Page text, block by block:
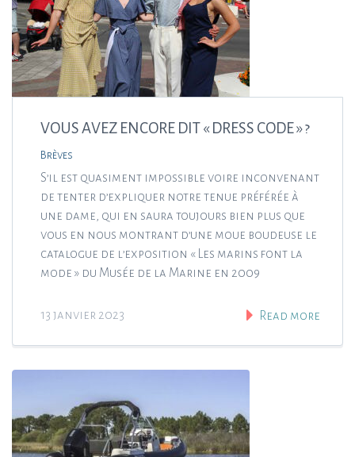
VOUS AVEZ ENCORE DIT « DRESS CODE » ?
Brèves
S’il est quasiment impossible voire inconvenant
de tenter d’expliquer notre tenue préférée à
une dame, qui en saura toujours bien plus que
vous en nous montrant d’une moue boudeuse le
catalogue de l’exposition « Les marins font la
mode » du Musée de la Marine en 2009
13 janvier 2023 Read more